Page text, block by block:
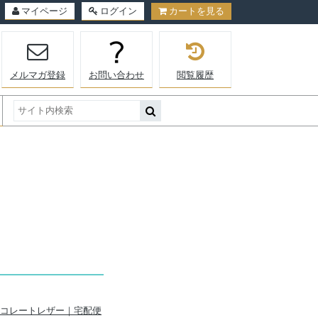
マイページ ログイン カートを見る
メルマガ登録 お問い合わせ 閲覧履歴
レートレザー｜宅配便